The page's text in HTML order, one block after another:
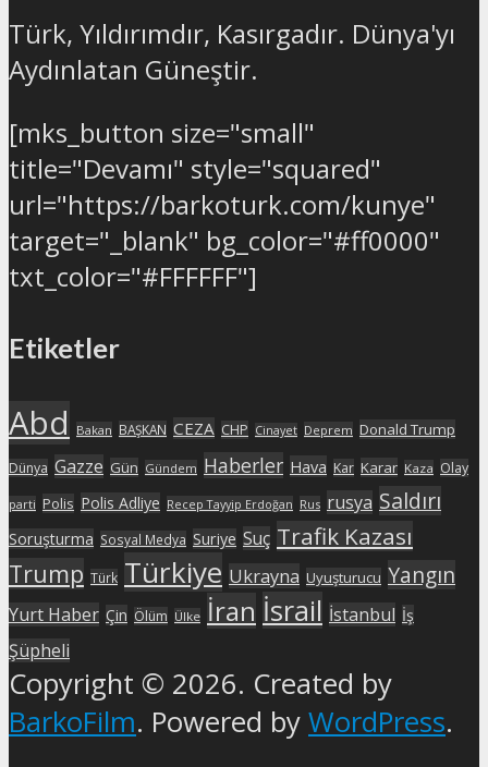
Türk, Yıldırımdır, Kasırgadır. Dünya'yı
Aydınlatan Güneştir.
[mks_button size="small"
title="Devamı" style="squared"
url="https://barkoturk.com/kunye"
target="_blank" bg_color="#ff0000"
txt_color="#FFFFFF"]
Etiketler
Abd Bakan BAŞKAN CEZA CHP Cinayet Deprem Donald Trump
Dünya Gazze Gün Gündem Haberler Hava Kar Karar Kaza Olay
parti Polis Polis Adliye Recep Tayyip Erdoğan Rus rusya Saldırı
Soruşturma Sosyal Medya Suriye Suç Trafik Kazası
Trump Türk Türkiye Ukrayna Uyuşturucu Yangın
Yurt Haber Çin Ölüm Ülke İran İsrail İstanbul İş
Şüpheli
Copyright © 2026. Created by
BarkoFilm. Powered by WordPress.